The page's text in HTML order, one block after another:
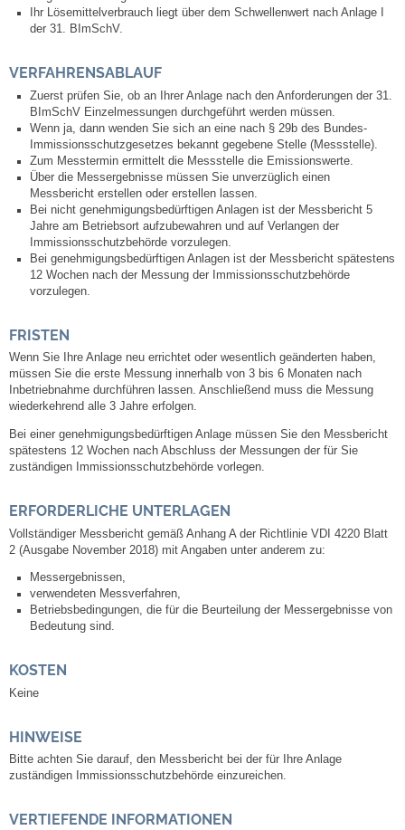
Kommunale Wärmeplanung
Notruf
Betreuung & Bildung
Schulen
Kindergärten
Musikschule
Kirchen & Religionen
Evangelische Kirchengemeinde
Katholische Kirchengemeinde
Neuapostolische Kirche
Hallen & Säle
Sporthalle Greuth
Schulturnhalle
Hallen- und Raumreservierung
Gesundheit
Ihr Lösemittelverbrauch liegt über dem Schwellenwert nach Anlage I
der 31. BImSchV.
VERFAHRENSABLAUF
Zuerst prüfen Sie, ob an Ihrer Anlage nach den Anforderungen der 31.
BImSchV Einzelmessungen durchgeführt werden müssen.
Wenn ja, dann wenden Sie sich an eine nach § 29b des Bundes-
Immissionsschutzgesetzes bekannt gegebene Stelle (Messstelle).
Zum Messtermin ermittelt die Messstelle die Emissionswerte.
Über die Messergebnisse müssen Sie unverzüglich einen
Messbericht erstellen oder erstellen lassen.
Bei nicht genehmigungsbedürftigen Anlagen ist der Messbericht 5
Jahre am Betriebsort aufzubewahren und auf Verlangen der
Immissionsschutzbehörde vorzulegen.
Bei genehmigungsbedürftigen Anlagen ist der Messbericht spätestens
12 Wochen nach der Messung der Immissionsschutzbehörde
vorzulegen.
FRISTEN
Wenn Sie Ihre Anlage neu errichtet oder wesentlich geänderten haben,
müssen Sie die erste Messung innerhalb von 3 bis 6 Monaten nach
Inbetriebnahme durchführen lassen. Anschließend muss die Messung
wiederkehrend alle 3 Jahre erfolgen.
Bei einer genehmigungsbedürftigen Anlage müssen Sie den Messbericht
spätestens 12 Wochen nach Abschluss der Messungen der für Sie
zuständigen Immissionsschutzbehörde vorlegen.
ERFORDERLICHE UNTERLAGEN
Vollständiger Messbericht gemäß Anhang A der Richtlinie VDI 4220 Blatt
2 (Ausgabe November 2018) mit Angaben unter anderem zu:
Messergebnissen,
verwendeten Messverfahren,
Betriebsbedingungen, die für die Beurteilung der Messergebnisse von
Bedeutung sind.
KOSTEN
Keine
HINWEISE
Bitte achten Sie darauf, den Messbericht bei der für Ihre Anlage
zuständigen Immissionsschutzbehörde einzureichen.
VERTIEFENDE INFORMATIONEN